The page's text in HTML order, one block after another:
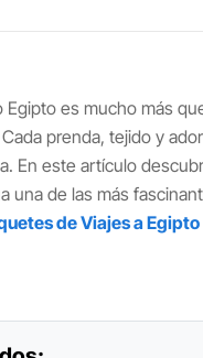
Egipto es mucho más
prenda, tejido y
En este artículo
una de las más
de Viajes a Egipto